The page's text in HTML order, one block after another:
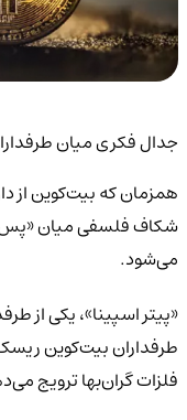
جدال فکری میان
همزمان که بیت‌کوین از
شکاف فلسفی میان
می‌شود.
«پیتر اسپینا»، یکی از
طرفداران بیت‌کوین ریسک
فلزات گران‌بها ترویج